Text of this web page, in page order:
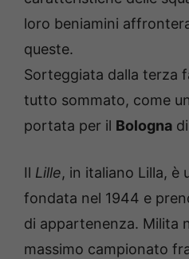
loro beniamini
queste.
Sorteggiata dalla terza
tutto sommato, come
portata per il Bologna
Il Lille, in italiano Lilla, è
fondata nel 1944 e
di appartenenza. Milita
massimo campionato